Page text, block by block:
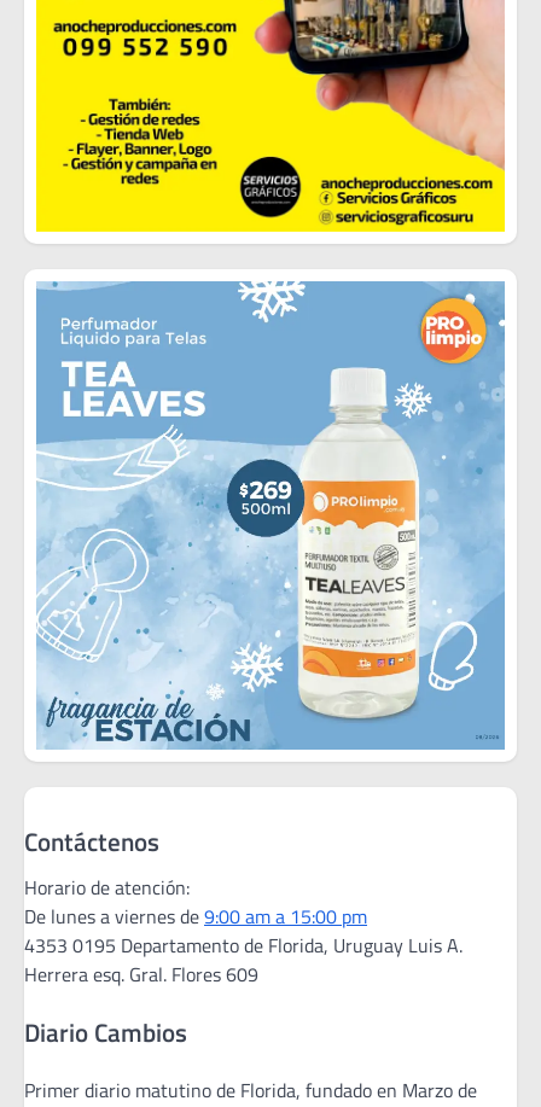
Contáctenos
Horario de atención:
De lunes a viernes de9:00 am a 15:00 pm
4353 0195 Departamento de Florida, Uruguay Luis A.
Herrera esq. Gral. Flores 609
Diario Cambios
Primer diario matutino de Florida, fundado en Marzo de